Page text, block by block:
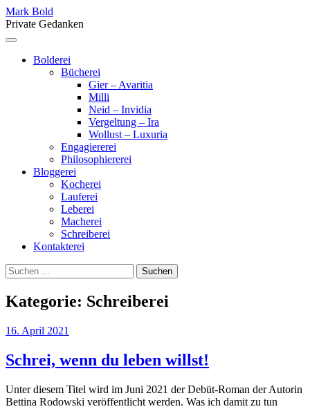
Skip
to
content
Mark Bold
Private Gedanken
Menu
Bolderei
Bücherei
Gier – Avaritia
Milli
Neid – Invidia
Vergeltung – Ira
Wollust – Luxuria
Engagiererei
Philosophiererei
Bloggerei
Kocherei
Lauferei
Leberei
Macherei
Schreiberei
Kontakterei
Suchen
nach:
Kategorie: Schreiberei
16. April 2021
Schrei, wenn du leben willst!
Unter diesem Titel wird im Juni 2021 der Debüt-Roman der Autorin
Bettina Rodowski veröffentlicht werden. Was ich damit zu tun